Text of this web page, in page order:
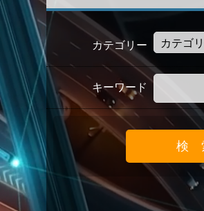
カテゴリー
キーワード